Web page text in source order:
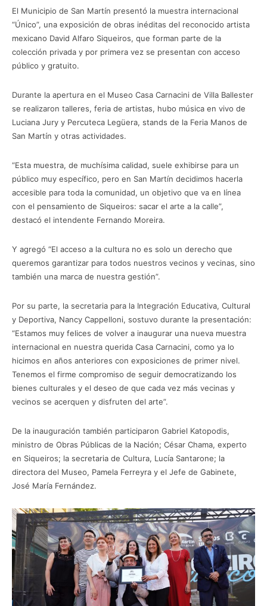
El Municipio de San Martín presentó la muestra internacional
“Único”, una exposición de obras inéditas del reconocido artista
mexicano David Alfaro Siqueiros, que forman parte de la
colección privada y por primera vez se presentan con acceso
público y gratuito.
Durante la apertura en el Museo Casa Carnacini de Villa Ballester
se realizaron talleres, feria de artistas, hubo música en vivo de
Luciana Jury y Percuteca Legüera, stands de la Feria Manos de
San Martín y otras actividades.
“Esta muestra, de muchísima calidad, suele exhibirse para un
público muy específico, pero en San Martín decidimos hacerla
accesible para toda la comunidad, un objetivo que va en línea
con el pensamiento de Siqueiros: sacar el arte a la calle”,
destacó el intendente Fernando Moreira.
Y agregó “El acceso a la cultura no es solo un derecho que
queremos garantizar para todos nuestros vecinos y vecinas, sino
también una marca de nuestra gestión”.
Por su parte, la secretaria para la Integración Educativa, Cultural
y Deportiva, Nancy Cappelloni, sostuvo durante la presentación:
“Estamos muy felices de volver a inaugurar una nueva muestra
internacional en nuestra querida Casa Carnacini, como ya lo
hicimos en años anteriores con exposiciones de primer nivel.
Tenemos el firme compromiso de seguir democratizando los
bienes culturales y el deseo de que cada vez más vecinas y
vecinos se acerquen y disfruten del arte”.
De la inauguración también participaron Gabriel Katopodis,
ministro de Obras Públicas de la Nación; César Chama, experto
en Siqueiros; la secretaria de Cultura, Lucía Santarone; la
directora del Museo, Pamela Ferreyra y el Jefe de Gabinete,
José María Fernández.